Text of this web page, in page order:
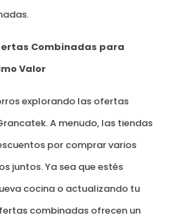
Combinadas para
Valor
explorando las ofertas
A menudo, las tiendas
por comprar varios
juntos. Ya sea que estés
cocina o actualizando tu
combinadas ofrecen un